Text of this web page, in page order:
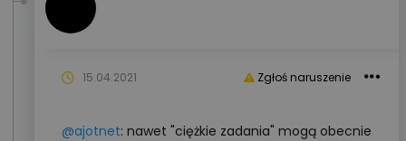
Zgłoś naruszenie
15.04.2021
@ajotnet: nawet "ciężkie zadania" mogą obecnie